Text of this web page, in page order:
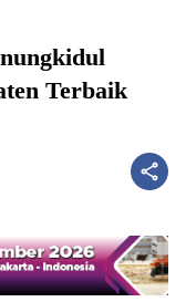
Terbaik